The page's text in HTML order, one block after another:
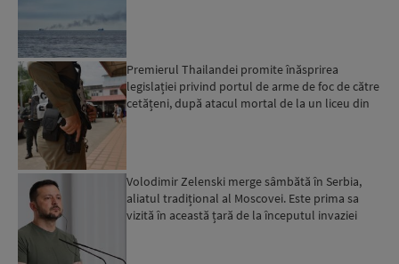
Premierul Thailandei promite înăsprirea
legislației privind portul de arme de foc de către
cetățeni, după atacul mortal de la un liceu din
Volodimir Zelenski merge sâmbătă în Serbia,
aliatul tradițional al Moscovei. Este prima sa
vizită în această țară de la începutul invaziei